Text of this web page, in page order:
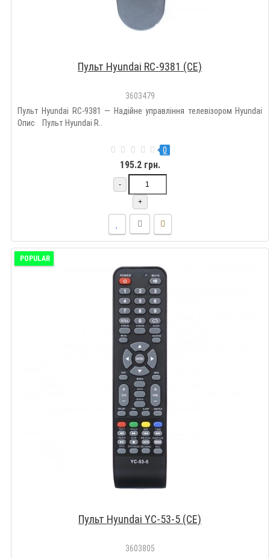
Пульт Hyundai RC-9381 (CE)
3603479
Пульт Hyundai RC-9381 — Надійне управління телевізором Hyundai
Опис Пульт Hyundai R..
0
195.2 грн.
-
+
POPULAR
Пульт Hyundai YC-53-5 (CE)
3603805